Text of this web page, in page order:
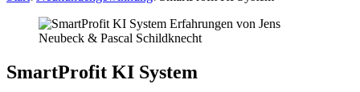
SmartProfit KI System